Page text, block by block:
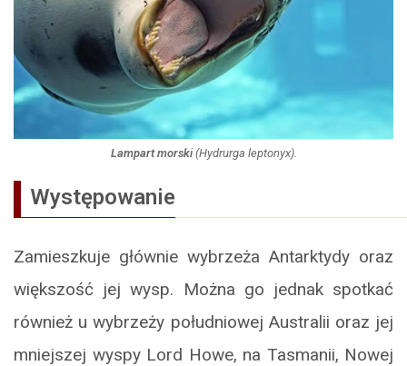
Lampart morski(Hydrurga leptonyx).
Występowanie
Zamieszkuje głównie wybrzeża Antarktydy oraz
większość jej wysp. Można go jednak spotkać
również u wybrzeży południowej Australii oraz jej
mniejszej wyspy Lord Howe, na Tasmanii, Nowej